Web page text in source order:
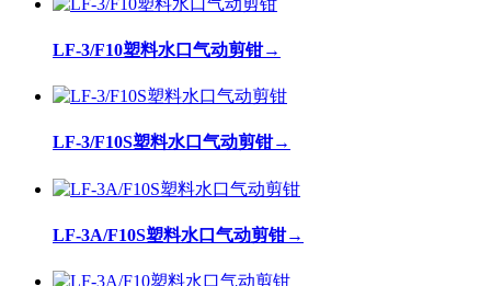
LF-3/F10塑料水口气动剪钳→
LF-3/F10S塑料水口气动剪钳→
LF-3A/F10S塑料水口气动剪钳→